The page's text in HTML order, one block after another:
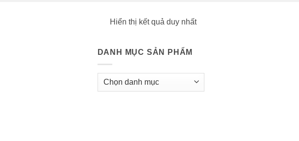
Hiển thị kết quả duy nhất
DANH MỤC SẢN PHẨM